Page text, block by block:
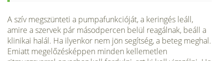
A szív megszünteti a pumpafunkcióját, a keringés leáll,
amire a szervek pár másodpercen belül reagálnak, beáll a
klinikai halál. Ha ilyenkor nem jön segítség, a beteg meghal.
Emiatt megelőzésképpen minden kellemetlen